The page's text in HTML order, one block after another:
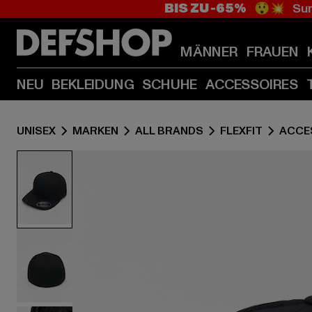
BIS ZU -65% 😲💥
MÄNNER FRAUEN
NEU BEKLEIDUNG SCHUHE ACCESSOIRES
UNISEX MARKEN ALL BRANDS FLEXFIT